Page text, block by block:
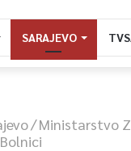
SARAJEVO
/Ministarstvo